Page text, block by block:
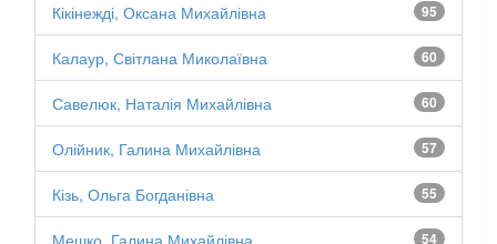
95
Кікінежді, Оксана Михайлівна
60
Калаур, Світлана Миколаївна
60
Савелюк, Наталія Михайлівна
57
Олійник, Галина Михайлівна
55
Кізь, Ольга Богданівна
54